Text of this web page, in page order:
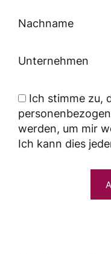
Nachname
Unternehmen
Ich stimme zu,
werden, um mir
Ich kann dies